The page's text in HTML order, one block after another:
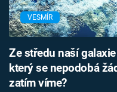
VESMÍR
Ze středu naší
který se nepodobá
zatím víme?